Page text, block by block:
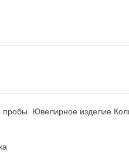
Ювелирное изделие